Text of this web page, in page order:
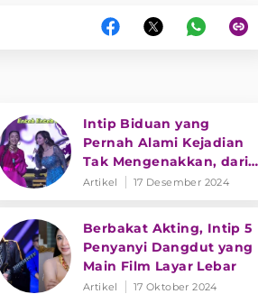
Intip Biduan yang
Pernah Alami Kejadian
Tak Mengenakkan, dari
Pelecahan Hingga
Artikel 17 Desember 2024
Berbakat Akting, Intip 5
Penyanyi Dangdut yang
Main Film Layar Lebar
Artikel 17 Oktober 2024